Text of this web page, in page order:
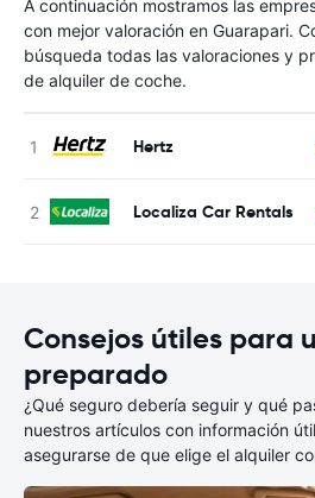
A continuación mostramos las
con mejor valoración en Guarapari.
búsqueda todas las valoraciones y
de alquiler de coche.
Hertz
Localiza Car Rentals
Consejos útiles para
preparado
¿Qué seguro debería seguir y qué
nuestros artículos con información
asegurarse de que elige el alquiler